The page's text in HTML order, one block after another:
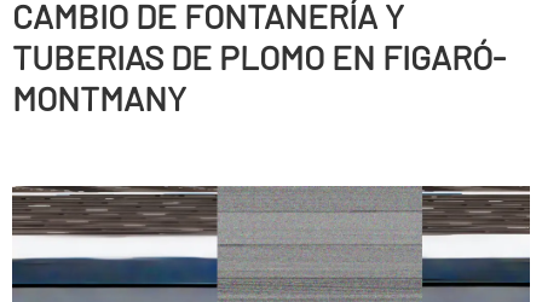
CAMBIO DE FONTANERÍ­A Y
TUBERIAS DE PLOMO EN FIGARÓ-
MONTMANY